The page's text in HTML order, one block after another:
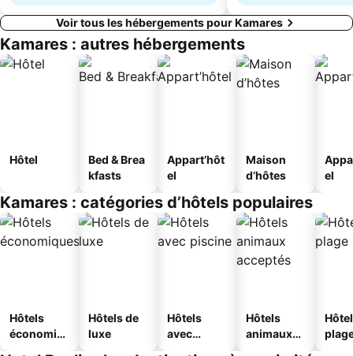
Voir tous les hébergements pour Kamares
Kamares : autres hébergements
Hôtel
Bed & Brea
kfasts
Appart’hôt
el
Maison
d’hôtes
el
Kamares : catégories d’hôtels populaires
Hôtels
économiq
Hôtels de
luxe
Hôtels
avec
Hôtels
animaux